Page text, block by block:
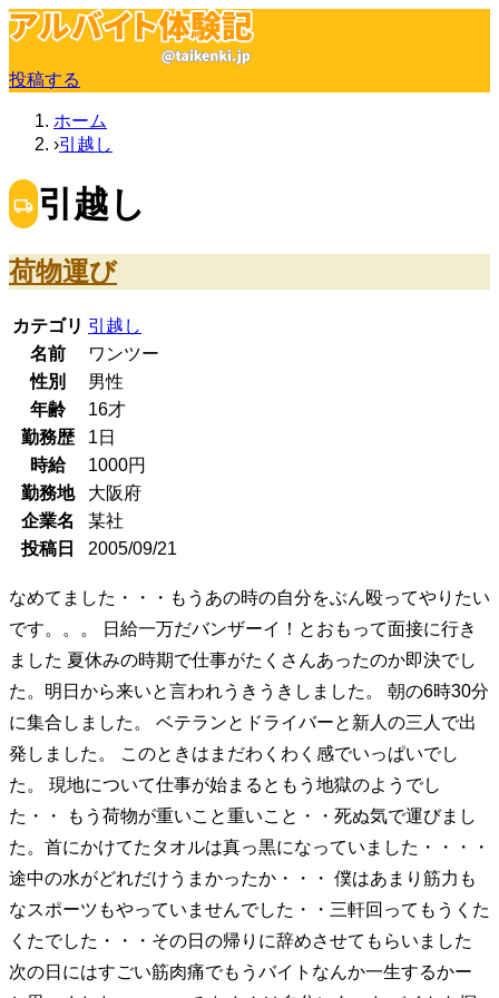
投稿する
ホーム
引越し
引越し
荷物運び
カテゴリ 引越し
名前
ワンツー
性別
男性
年齢
16才
勤務歴
1日
時給
1000円
勤務地
大阪府
企業名
某社
投稿日
2005/09/21
なめてました・・・もうあの時の自分をぶん殴ってやりたい
です。。。 日給一万だバンザーイ！とおもって面接に行き
ました 夏休みの時期で仕事がたくさんあったのか即決でし
た。明日から来いと言われうきうきしました。 朝の6時30分
に集合しました。 ベテランとドライバーと新人の三人で出
発しました。 このときはまだわくわく感でいっぱいでし
た。 現地について仕事が始まるともう地獄のようでし
た・・ もう荷物が重いこと重いこと・・死ぬ気で運びまし
た。首にかけてたタオルは真っ黒になっていました・・・・
途中の水がどれだけうまかったか・・・ 僕はあまり筋力も
なスポーツもやっていませんでした・・三軒回ってもうくた
くたでした・・・その日の帰りに辞めさせてもらいました
次の日にはすごい筋肉痛でもうバイトなんか一生するかー